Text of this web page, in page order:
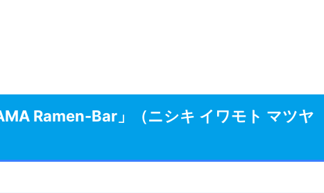
Ramen-Bar」（ニシキ イワモト マツヤ